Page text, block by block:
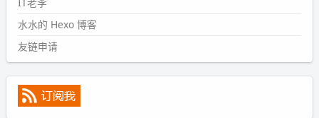
电影 —— 略长的待办列表。。
水水的 Hexo 博客
友链申请